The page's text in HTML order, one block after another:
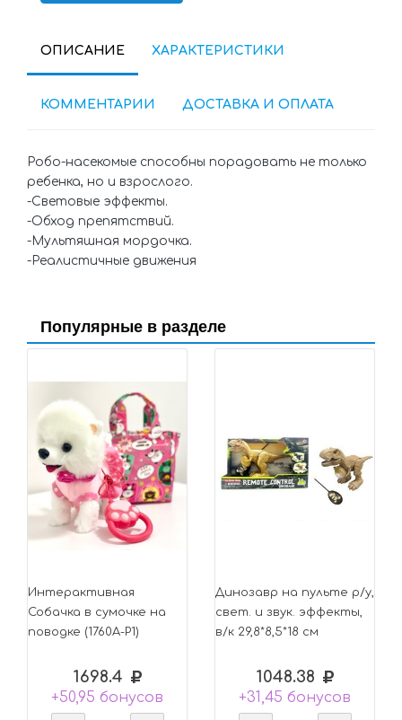
ОПИСАНИЕ ХАРАКТЕРИСТИКИ
КОММЕНТАРИИ ДОСТАВКА И ОПЛАТА
Робо-насекомые способны порадовать не только
ребенка, но и взрослого.
-Световые эффекты.
-Обход препятствий.
-Мультяшная мордочка.
-Реалистичные движения
Популярные в разделе
Интерактивная
Собачка в сумочке на
поводке (1760А-Р1)
1698.4
+50,95 бонусов
Динозавр на пульте р/у,
свет. и звук. эффекты,
в/к 29,8*8,5*18 см
1048.38
+31,45 бонусов